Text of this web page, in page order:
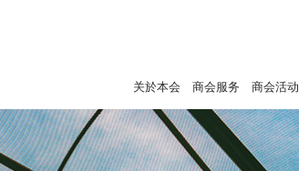
关於本会 商会服务 商会活动